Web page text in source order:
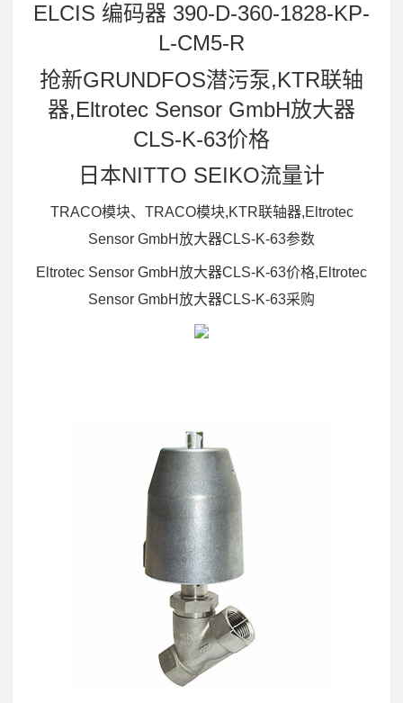
ELCIS 编码器 390-D-360-1828-KP-
L-CM5-R
抢新GRUNDFOS潜污泵,KTR联轴
器,Eltrotec Sensor GmbH放大器
CLS-K-63价格
日本NITTO SEIKO流量计
TRACO模块、TRACO模块,KTR联轴器,Eltrotec
Sensor GmbH放大器CLS-K-63参数
Eltrotec Sensor GmbH放大器CLS-K-63价格,Eltrotec
Sensor GmbH放大器CLS-K-63采购